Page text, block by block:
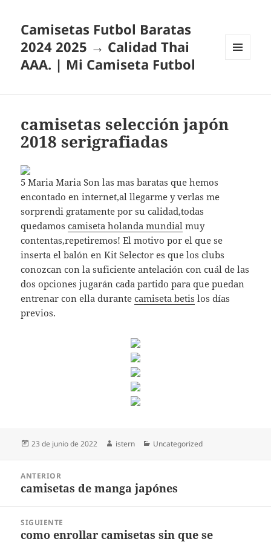
Camisetas Futbol Baratas
2024 2025 → Calidad Thai
AAA. | Mi Camiseta Futbol
camisetas selección japón
2018 serigrafiadas
5 Maria Maria Son las mas baratas que hemos
encontado en internet,al llegarme y verlas me
sorprendi gratamente por su calidad,todas
quedamoscamiseta holanda mundial muy
contentas,repetiremos! El motivo por el que se
inserta el balón en Kit Selector es que los clubs
conozcan con la suficiente antelación con cuál de las
dos opciones jugarán cada partido para que puedan
entrenar con ella durantecamiseta betis los días
previos.
Publicado
23 de junio de 2022 Autor
istern Categorías
Uncategorized
entradas
ANTERIOR
Entrada
camisetas de manga japónes
SIGUIENTE
Entrada
como enrollar camisetas sin que se